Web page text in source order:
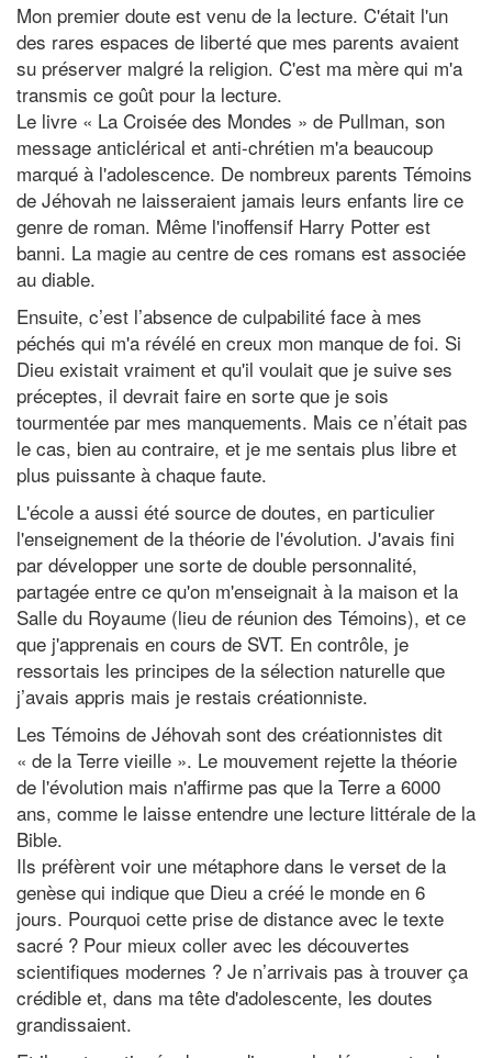
Mon premier doute est venu de la lecture. C'était l'un
des rares espaces de liberté que mes parents avaient
su préserver malgré la religion. C'est ma mère qui m'a
transmis ce goût pour la lecture.
Le livre « La Croisée des Mondes » de Pullman, son
message anticlérical et anti-chrétien m'a beaucoup
marqué à l'adolescence. De nombreux parents Témoins
de Jéhovah ne laisseraient jamais leurs enfants lire ce
genre de roman. Même l'inoffensif Harry Potter est
banni. La magie au centre de ces romans est associée
au diable.
Ensuite, c’est l’absence de culpabilité face à mes
péchés qui m'a révélé en creux mon manque de foi. Si
Dieu existait vraiment et qu'il voulait que je suive ses
préceptes, il devrait faire en sorte que je sois
tourmentée par mes manquements. Mais ce n’était pas
le cas, bien au contraire, et je me sentais plus libre et
plus puissante à chaque faute.
L'école a aussi été source de doutes, en particulier
l'enseignement de la théorie de l'évolution. J'avais fini
par développer une sorte de double personnalité,
partagée entre ce qu'on m'enseignait à la maison et la
Salle du Royaume (lieu de réunion des Témoins), et ce
que j'apprenais en cours de SVT. En contrôle, je
ressortais les principes de la sélection naturelle que
j’avais appris mais je restais créationniste.
Les Témoins de Jéhovah sont des créationnistes dit
« de la Terre vieille ». Le mouvement rejette la théorie
de l'évolution mais n'affirme pas que la Terre a 6000
ans, comme le laisse entendre une lecture littérale de la
Bible.
Ils préfèrent voir une métaphore dans le verset de la
genèse qui indique que Dieu a créé le monde en 6
jours. Pourquoi cette prise de distance avec le texte
sacré ? Pour mieux coller avec les découvertes
scientifiques modernes ? Je n’arrivais pas à trouver ça
crédible et, dans ma tête d'adolescente, les doutes
grandissaient.